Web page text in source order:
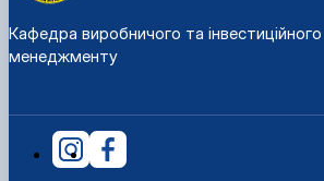
Кафедра виробничого та інвестиційного
менеджменту